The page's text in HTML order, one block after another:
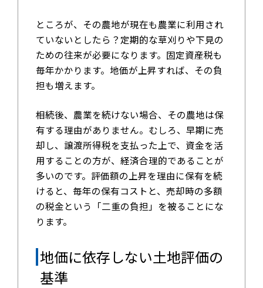
ところが、その農地が現在も農業に利用され
ていないとしたら？定期的な草刈りや下見の
ための往来が必要になります。固定資産税も
毎年かかります。地価が上昇すれば、その負
担も増えます。
相続後、農業を続けない場合、その農地は保
有する理由がありません。むしろ、早期に売
却し、譲渡所得税を支払った上で、資金を活
用することの方が、経済合理的であることが
多いのです。評価額の上昇を理由に保有を続
けると、毎年の保有コストと、売却時の多額
の税金という「二重の負担」を被ることにな
ります。
地価に依存しない土地評価の
基準